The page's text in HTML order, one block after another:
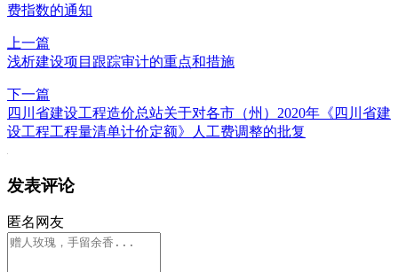
费指数的通知
上一篇
浅析建设项目跟踪审计的重点和措施
下一篇
四川省建设工程造价总站关于对各市（州）2020年《四川省建
设工程工程量清单计价定额》人工费调整的批复
发表评论
匿名网友